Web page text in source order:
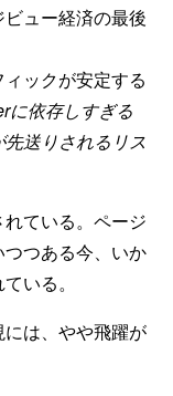
ュー経済の最後
ックが安定する
に依存しすぎる
送りされるリス
ている。ページ
つある今、いか
いる。
は、やや飛躍が